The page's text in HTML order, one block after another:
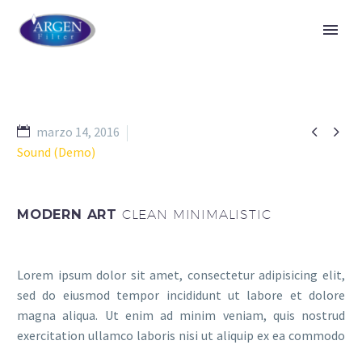
 
marzo 14, 2016
Sound (Demo)
MODERN ART CLEAN MINIMALISTIC
Lorem ipsum dolor sit amet, consectetur adipisicing elit,
sed do eiusmod tempor incididunt ut labore et dolore
magna aliqua. Ut enim ad minim veniam, quis nostrud
exercitation ullamco laboris nisi ut aliquip ex ea commodo